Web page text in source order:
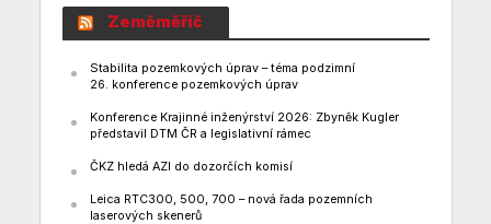
Zeměměřič
Stabilita pozemkových úprav – téma podzimní
26. konference pozemkových úprav
Konference Krajinné inženýrství 2026: Zbyněk Kugler
představil DTM ČR a legislativní rámec
ČKZ hledá AZI do dozorčích komisí
Leica RTC300, 500, 700 – nová řada pozemních
laserových skenerů